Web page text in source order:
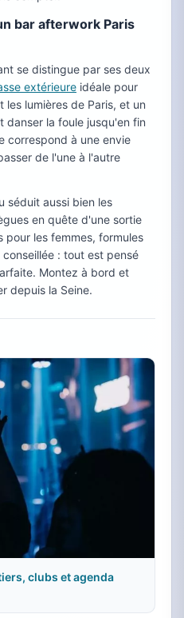
bar afterwork Paris
se distingue par ses deux
extérieure idéale pour
les lumières de Paris, et un
danser la foule jusqu'en fin
correspond à une envie
de l'une à l'autre
séduit aussi bien les
en quête d'une sortie
pour les femmes, formules
: tout est pensé
Montez à bord et
depuis la Seine.
clubs et agenda